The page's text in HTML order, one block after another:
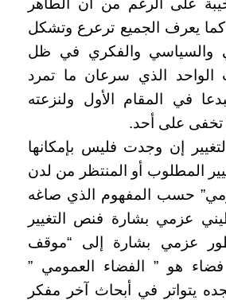
على الرغم من أن الطاهر
يعرف الجميع ترعرع وتشكل
والسياسي والفكري في ظل
الواحد الذي سرعان ما تمرد
في المقام الأول ولنزعته
تخفى على أحد.
إن وجدت فليس بإمكانها
المطلوب أو المنتظر من لدن
حسب المفهوم الذي صاغه
عزمي بشارة فنص التغيير
عزمي بشارة إلى “موقف
هو ” الفضاء العمومي ”
يتواتر في أبحاث آخر مفكر